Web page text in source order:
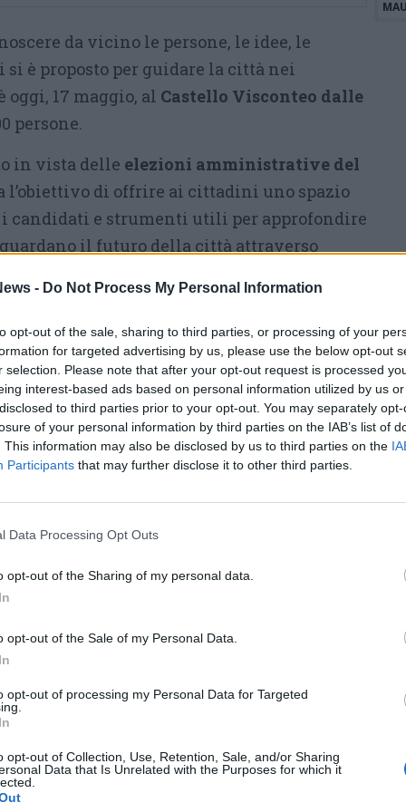
- Do Not Process My Personal Information
opt-out of the sale, sharing to third parties, or processing of your
for targeted advertising by us, please use the below opt-out
selection. Please note that after your opt-out request is processed
interest-based ads based on personal information utilized by us
to third parties prior to your opt-out. You may separately
of your personal information by third parties on the IAB’s list of
This information may also be disclosed by us to third parties on the
Participants that may further disclose it to other third parties.
Data Processing Opt Outs
opt-out of the Sharing of my personal data.
opt-out of the Sale of my Personal Data.
opt-out of processing my Personal Data for Targeted
opt-out of Collection, Use, Retention, Sale, and/or Sharing
Data that Is Unrelated with the Purposes for which it
da vicino le persone, le idee, le
si è proposto per guidare la città nei
17 maggio, al Castello Visconteo dalle
persone.
in vista delle elezioni amministrative del
l’obiettivo di offrire ai cittadini uno spazio
candidati e strumenti utili per approfondire
il futuro della città attraverso
dei quattro candidati sindaco e
occasione per analizzare e discutere
lavoro, sicurezza, giovani e cultura.
17 maggioalle ore 17:00 presso il Castello
event-details/sfida-al-castello-
dell’evento,consegnerà ai quattro
e le proposte raccolte tra i lettori.
anche della
Tutti gli eventi